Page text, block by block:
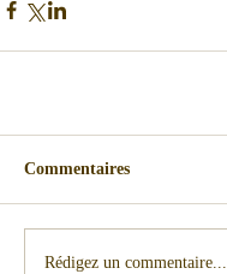
Commentaires
Rédigez un commentaire...